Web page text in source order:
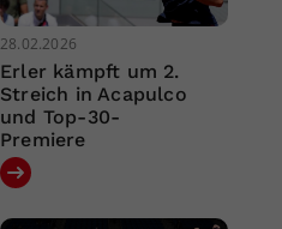
28.02.2026
Erler kämpft um 2.
Streich in Acapulco
und Top-30-
Premiere